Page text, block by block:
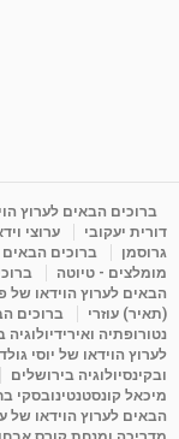
סודות בתאריך
ינואר זינה ליבשיץ
ליסה גרוסמן -
מדיטציה בדמיון
מאת admin 11 שנים 3,644
פנינה מתוק -
מדיטציה-התחדשות
Shahar-vod
ברוכים הבאים לערוץ
דורית יעקובי
ערוצי
גרוסמן
ברוכים הבאים
מומלצים - טיוטה
הבאים לערוץ הוידאו של
(תאיר) עוזרי
ברוכים
נטורופתיה
לערוץ הוידאו של יוסי
ובקינסיולוגיה בירושלים
מיכאל קונסטנטינובסקי
הבאים לערוץ הוידאו